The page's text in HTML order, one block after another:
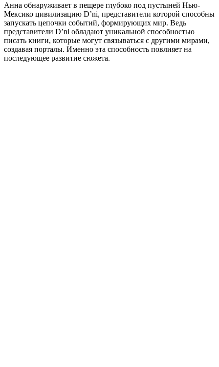
Анна обнаруживает в пещере глубоко под пустыней Нью-
Мексико цивилизацию D’ni, представители которой способны
запускать цепочки событий, формирующих мир. Ведь
представители D’ni обладают уникальной способностью
писать книги, которые могут связываться с другими мирами,
создавая порталы. Именно эта способность повлияет на
последующее развитие сюжета.